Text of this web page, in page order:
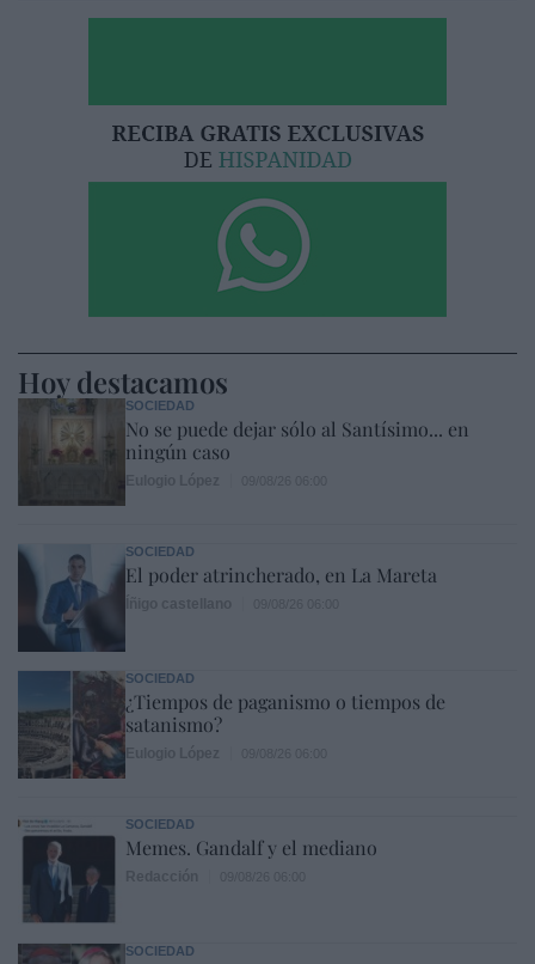
Hoy destacamos
SOCIEDAD
No se puede dejar sólo al Santísimo... en
ningún caso
SOCIEDAD
El poder atrincherado, en La Mareta
SOCIEDAD
¿Tiempos de paganismo o tiempos de
satanismo?
SOCIEDAD
Memes. Gandalf y el mediano
SOCIEDAD